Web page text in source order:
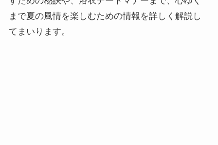
まで夏の風情を楽しむための情報を詳しく解説し
てまいります。